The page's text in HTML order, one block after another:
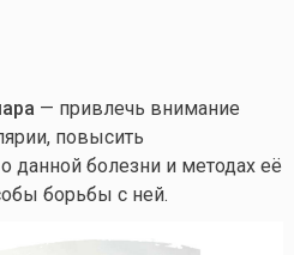
— привлечь внимание
повысить
данной болезни и методах её
борьбы с ней.